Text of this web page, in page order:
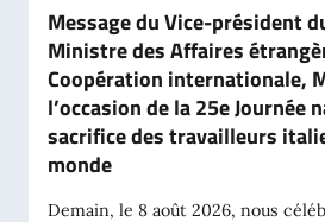
Message du Vice-président
Ministre des Affaires
Coopération internationale,
l’occasion de la 25e Journée
sacrifice des travailleurs
monde
Demain, le 8 août 2026, nous